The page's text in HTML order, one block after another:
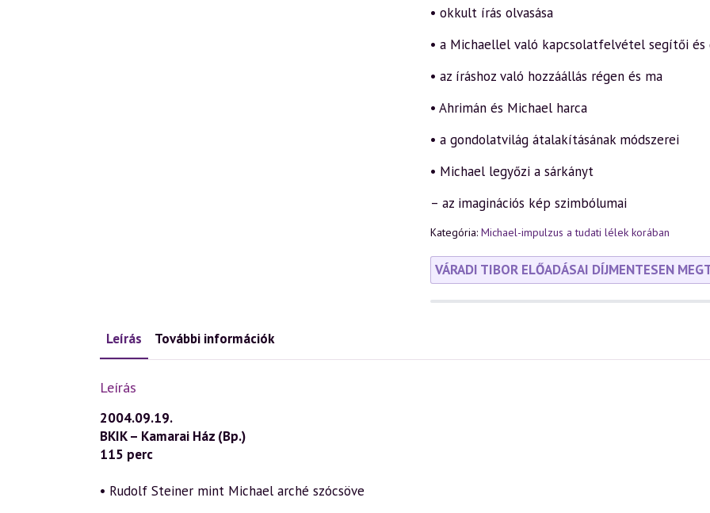
• okkult írás olvasása
• a Michaellel való kapcsolatfelvétel segítői és
• az íráshoz való hozzáállás régen és ma
• Ahrimán és Michael harca
• a gondolatvilág átalakításának módszerei
• Michael legyőzi a sárkányt
– az imaginációs kép szimbólumai
Kategória: Michael-impulzus a tudati lélek korában
VÁRADI TIBOR ELŐADÁSAI DÍJMENTESEN
Leírás További információk
Leírás
2004.09.19.
BKIK – Kamarai Ház (Bp.)
115 perc
• Rudolf Steiner mint Michael arché szócsöve